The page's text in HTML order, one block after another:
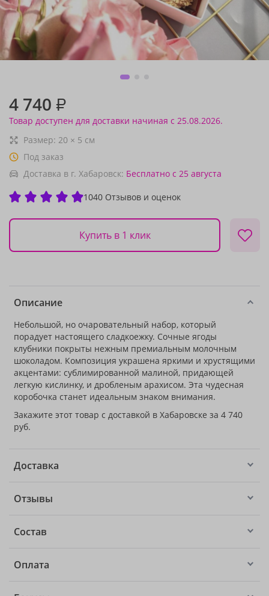
4 740 ₽
Товар доступен для доставки начиная с 25.08.2026.
Размер: 20 × 5 см
Под заказ
Доставка в г. Хабаровск: Бесплатно с 25 августа
1040 Отзывов и оценок
Купить в 1 клик
Описание
Небольшой, но очаровательный набор, который
порадует настоящего сладкоежку. Сочные ягоды
клубники покрыты нежным премиальным молочным
шоколадом. Композиция украшена яркими и хрустящими
акцентами: сублимированной малиной, придающей
легкую кислинку, и дробленым арахисом. Эта чудесная
коробочка станет идеальным знаком внимания.
Закажите этот товар с доставкой в Хабаровске за 4 740
руб.
Доставка
Отзывы
Состав
Оплата